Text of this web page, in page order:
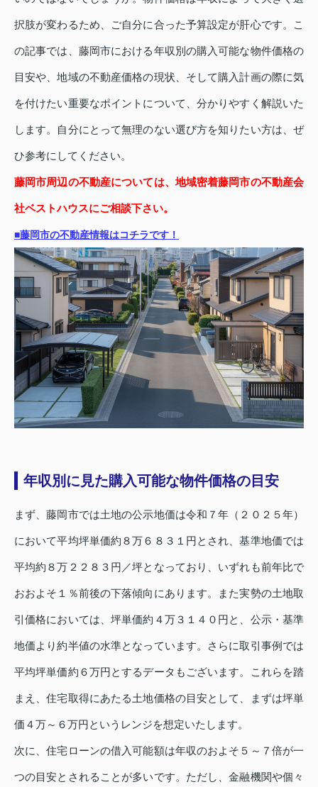
択肢が変わるため、ご自分に合った予算設定が肝心です。こ
の記事では、藤岡市における年収別の購入可能な物件価格の
目安や、地域の不動産価格の現状、そして購入計画の際に気
を付けたい重要なポイントについて、分かりやすく解説いた
します。自分にとって無理のない選び方を知りたい方は、ぜ
ひ参考にしてください。
藤岡市周辺の不動産については、地域密着藤岡市の不動産会
社ベストハウスにご相談下さい。
■藤岡市の不動産情報はコチラです！
年収別に見た購入可能な物件価格の目安
まず、藤岡市では土地の公示地価は令和７年（２０２５年）
において平均坪単価約８万６８３１円とされ、基準地価では
平均約８万２２８３円／坪となっており、いずれも前年比で
おおよそ１％前後の下落傾向にあります。また実勢の土地取
引価格においては、坪単価約４万３１４０円と、公示・基準
地価より約半値の水準となっています。さらに取引事例では
平均坪単価約６万円とするデータもございます。これらを踏
まえ、住宅取得にあたる土地価格の目安として、まずは坪単
価４万～６万円というレンジを想定いたします。
次に、住宅ローンの借入可能額は年収のおよそ５～７倍が一
つの目安とされることが多いです。ただし、金融機関や個々